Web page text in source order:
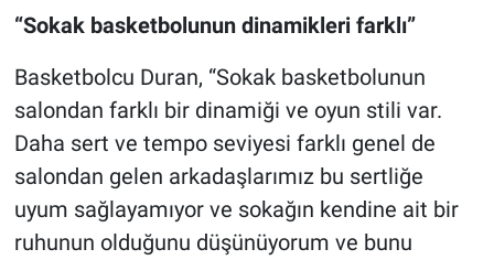
“Sokak basketbolunun dinamikleri farklı”
Basketbolcu Duran, “Sokak basketbolunun
salondan farklı bir dinamiği ve oyun stili var.
Daha sert ve tempo seviyesi farklı genel de
salondan gelen arkadaşlarımız bu sertliğe
uyum sağlayamıyor ve sokağın kendine ait bir
ruhunun olduğunu düşünüyorum ve bunu